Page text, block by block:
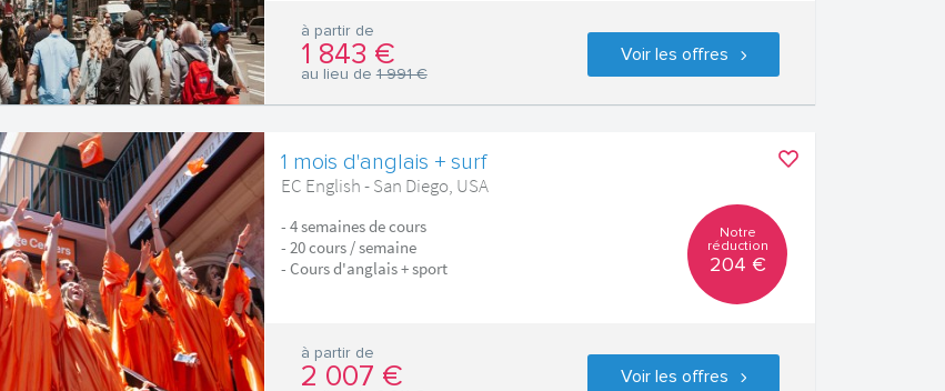
Voir les offres
à partir de
1 843 €
au lieu de1 991 €
1 mois d'anglais + surf
EC English - San Diego, USA
- 4 semaines de cours
- 20 cours / semaine
- Cours d'anglais + sport
Notre
réduction
204 €
Voir les offres
à partir de
2 007 €